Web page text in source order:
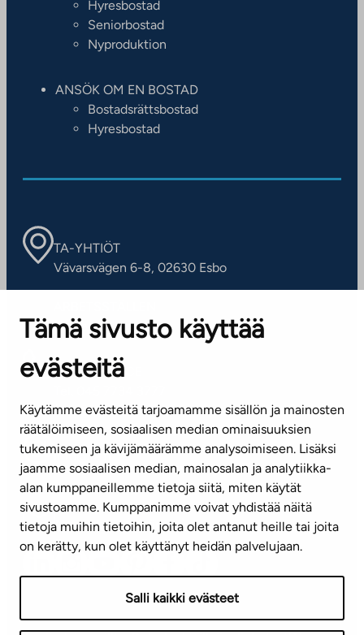
Tämä sivusto käyttää
evästeitä
Käytämme evästeitä tarjoamamme sisällön ja mainosten
räätälöimiseen, sosiaalisen median ominaisuuksien
tukemiseen ja kävijämäärämme analysoimiseen. Lisäksi
jaamme sosiaalisen median, mainosalan ja analytiikka-
alan kumppaneillemme tietoja siitä, miten käytät
sivustoamme. Kumppanimme voivat yhdistää näitä
tietoja muihin tietoihin, joita olet antanut heille tai joita
on kerätty, kun olet käyttänyt heidän palvelujaan.
Salli kaikki evästeet
Hyresbostad
Seniorbostad
Nyproduktion
ANSÖK OM EN BOSTAD
Bostadsrättsbostad
Hyresbostad
TA-YHTIÖT
Vävarsvägen 6-8, 02630 Esbo
Kontaktinformation
KUNDSERVICE
(vardagar kl. 8–16)
info@ta.fi
Nyhetsbrev (på finska)